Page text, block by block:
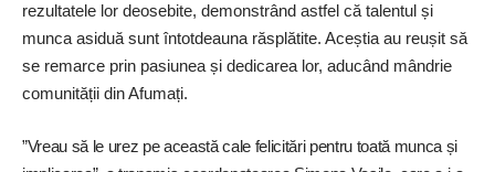
rezultatele lor deosebite, demonstrând astfel că talentul și
munca asiduă sunt întotdeauna răsplătite. Aceștia au reușit să
se remarce prin pasiunea și dedicarea lor, aducând mândrie
comunității din Afumați.
”Vreau să le urez pe această cale felicitări pentru toată munca și